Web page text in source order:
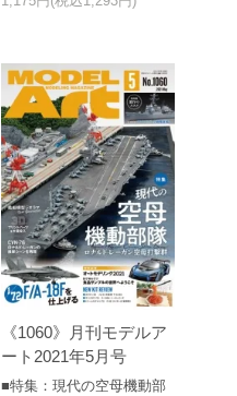
《1060》月刊モデルア
ート2021年5月号
■特集：現代の空母機動部